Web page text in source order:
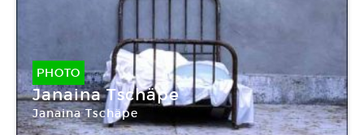
PHOTO
Janaina Tschäpe
Janaina Tschäpe